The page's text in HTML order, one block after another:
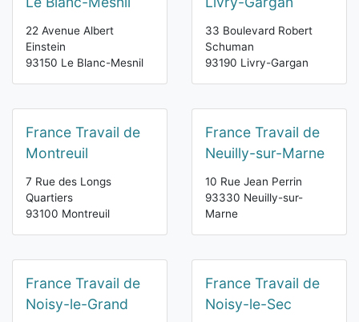
22 Avenue Albert
Einstein
93150 Le Blanc-Mesnil
33 Boulevard Robert
Schuman
93190 Livry-Gargan
France Travail de
Montreuil
7 Rue des Longs
Quartiers
93100 Montreuil
France Travail de
Neuilly-sur-Marne
10 Rue Jean Perrin
93330 Neuilly-sur-
Marne
France Travail de
Noisy-le-Grand
France Travail de
Noisy-le-Sec